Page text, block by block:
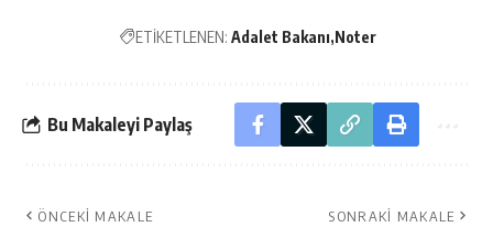
ETİKETLENEN: Adalet Bakanı Noter
Bu Makaleyi Paylaş
ÖNCEKI MAKALE SONRAKI MAKALE